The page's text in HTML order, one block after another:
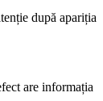
după apariția
are informația